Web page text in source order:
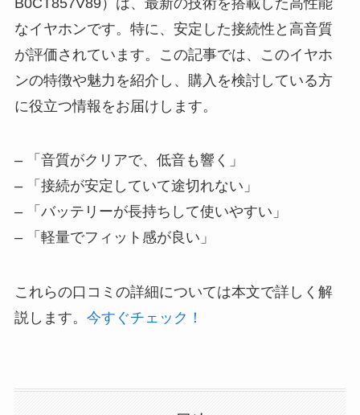
なイヤホンです。特に、安定した接続性と高音質
が評価されています。この記事では、このイヤホ
ンの特徴や魅力を紹介し、購入を検討している方
に役立つ情報をお届けします。
– 「音質がクリアで、低音も響く」
– 「接続が安定していて途切れない」
– 「バッテリーが長持ちして使いやすい」
– 「軽量でフィット感が良い」
これらの口コミの詳細については本文で詳しく解
説します。 今すぐチェック！